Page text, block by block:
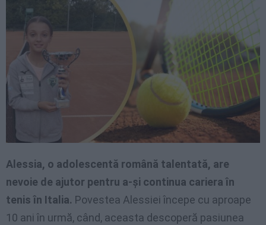
Alessia, o adolescentă română talentată, are
nevoie de ajutor pentru a-și continua cariera în
tenis în Italia. Povestea Alessiei începe cu aproape
10 ani în urmă, când, aceasta descoperă pasiunea